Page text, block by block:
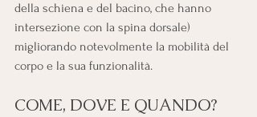
della schiena e del bacino, che hanno
intersezione con la spina dorsale)
migliorando notevolmente la mobilità del
corpo e la sua funzionalità.
COME, DOVE E QUANDO?